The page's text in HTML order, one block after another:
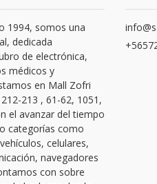
1994, somos una
dedicada
de electrónica,
médicos y
en Mall Zofri
213 , 61-62, 1051,
el avanzar del tiempo
categorías como
celulares,
navegadores
con sobre